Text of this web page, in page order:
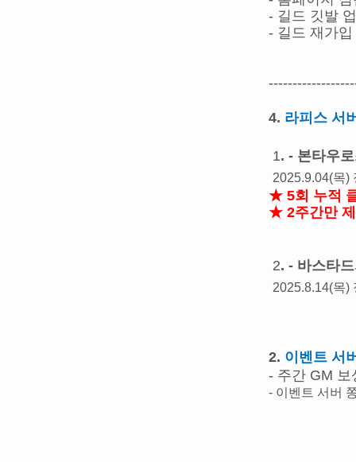
- 길드 깃발
- 길드 재가
4. 라피스 서
1. - 본타우
2025.9.04(목)
★ 5회 누적
★ 2주간만
2. - 바스타
2025.8.14(목)
2. 이벤트 서
- 주간 GM 보
- 이벤트 서버